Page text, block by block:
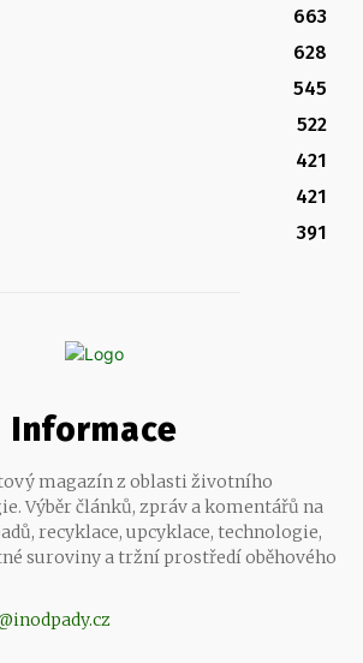
663
628
545
522
421
421
391
Informace
magazín z oblasti životního
Výběr článků, zpráv a komentářů na
recyklace, upcyklace, technologie,
suroviny a tržní prostředí oběhového